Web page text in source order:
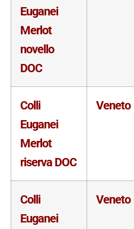
Euganei
Merlot
novello
DOC
Colli
Euganei
Merlot
riserva DOC
Veneto
Colli
Euganei
Veneto